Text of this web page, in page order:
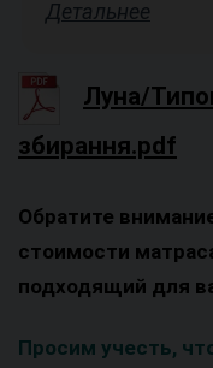
Детальнее
Луна/
збирання.pdf
Обратите
стоимости
подходящий для
Просим учесть,